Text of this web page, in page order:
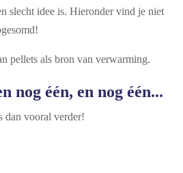
slecht idee is. Hieronder vind je niet
pellets als bron van verwarming.
nog één, en nog één...
Lees dan vooral verder!